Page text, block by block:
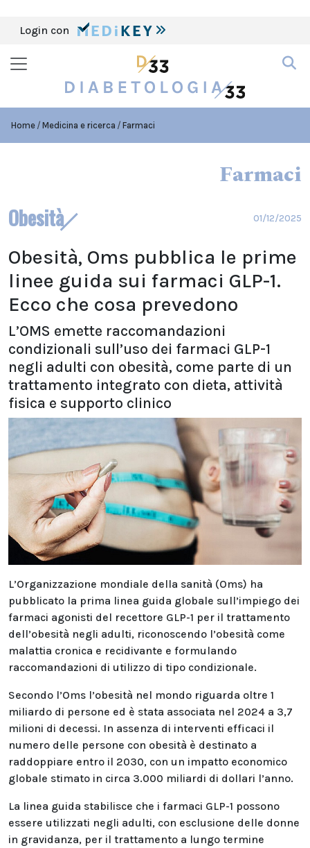
Login con
Home Medicina e ricerca Farmaci
Farmaci
Obesità 01/12/2025
Obesità, Oms pubblica le prime
linee guida sui farmaci GLP-1.
Ecco che cosa prevedono
L’OMS emette raccomandazioni
condizionali sull’uso dei farmaci GLP-1
negli adulti con obesità, come parte di un
trattamento integrato con dieta, attività
fisica e supporto clinico
L’Organizzazione mondiale della sanità (Oms) ha
pubblicato la prima linea guida globale sull’impiego dei
farmaci agonisti del recettore GLP-1 per il trattamento
dell’obesità negli adulti, riconoscendo l’obesità come
malattia cronica e recidivante e formulando
raccomandazioni di utilizzo di tipo condizionale.
Secondo l’Oms l’obesità nel mondo riguarda oltre 1
miliardo di persone ed è stata associata nel 2024 a 3,7
milioni di decessi. In assenza di interventi efficaci il
numero delle persone con obesità è destinato a
raddoppiare entro il 2030, con un impatto economico
globale stimato in circa 3.000 miliardi di dollari l’anno.
La linea guida stabilisce che i farmaci GLP-1 possono
essere utilizzati negli adulti, con esclusione delle donne
in gravidanza, per il trattamento a lungo termine